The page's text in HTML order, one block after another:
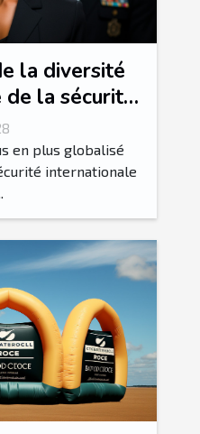
la diversité
la sécurité
en plus globalisé
internationale